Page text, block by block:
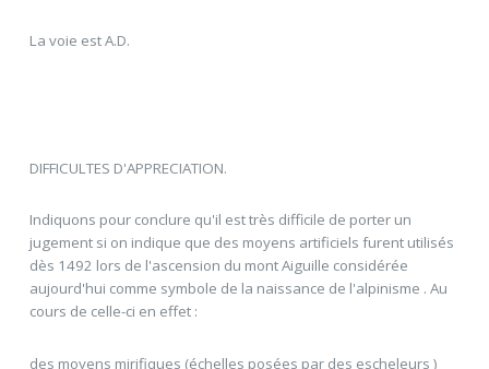
La voie est A.D.
DIFFICULTES D'APPRECIATION.
Indiquons pour conclure qu'il est très difficile de porter un
jugement si on indique que des moyens artificiels furent utilisés
dès 1492 lors de l'ascension du mont Aiguille considérée
aujourd'hui comme symbole de la naissance de l'alpinisme . Au
cours de celle-ci en effet :
des moyens mirifiques (échelles posées par des escheleurs )